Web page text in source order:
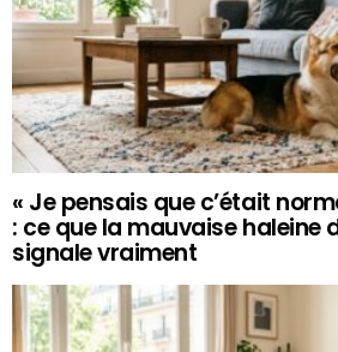
« Je pensais que c’était
: ce que la mauvaise haleine
signale vraiment